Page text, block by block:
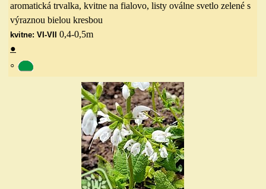
aromatická trvalka, kvitne na fialovo, listy oválne svetlo zelené s
výraznou bielou kresbou
kvitne: VI-VII 0,4-0,5m
●
◦